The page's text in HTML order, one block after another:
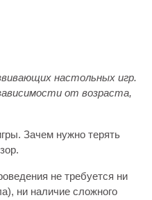
настольных игр.
от возраста,
Зачем нужно терять
не требуется ни
ни наличие сложного